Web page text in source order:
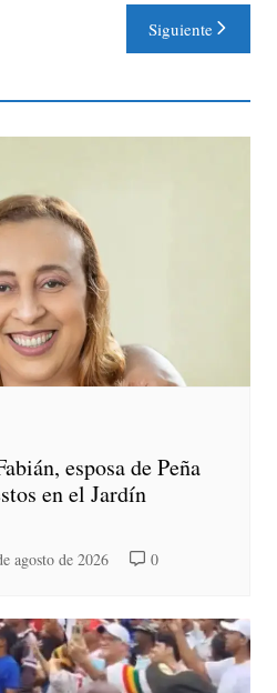
Siguiente
esposa de Peña
en el Jardín
agosto de 2026 0